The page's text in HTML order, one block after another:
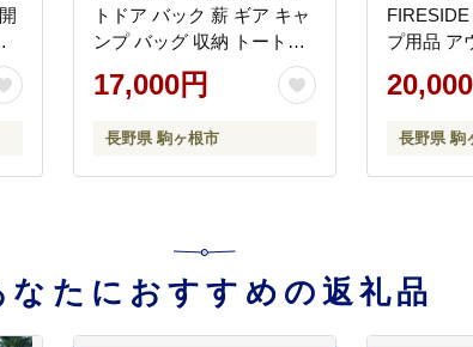
トドア バック 薪 ギア キャ
ンプ バッグ 収納 トートバ
ッグ 帆布 撥水
17,000円
長野県 駒ヶ根市
プ用品 ア
ドア用品
野県
長野県 駒
なたにおすすめの返礼品